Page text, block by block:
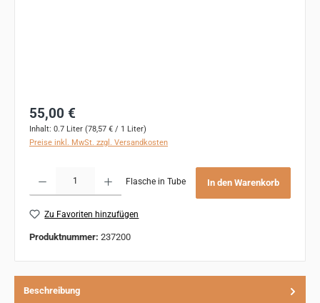
Regulärer Preis:
55,00 €
Inhalt: 0.7 Liter (78,57 € / 1 Liter)
Preise inkl. MwSt. zzgl. Versandkosten
Flasche in Tube In den Warenkorb
Zu Favoriten hinzufügen
Produktnummer: 237200
Beschreibung